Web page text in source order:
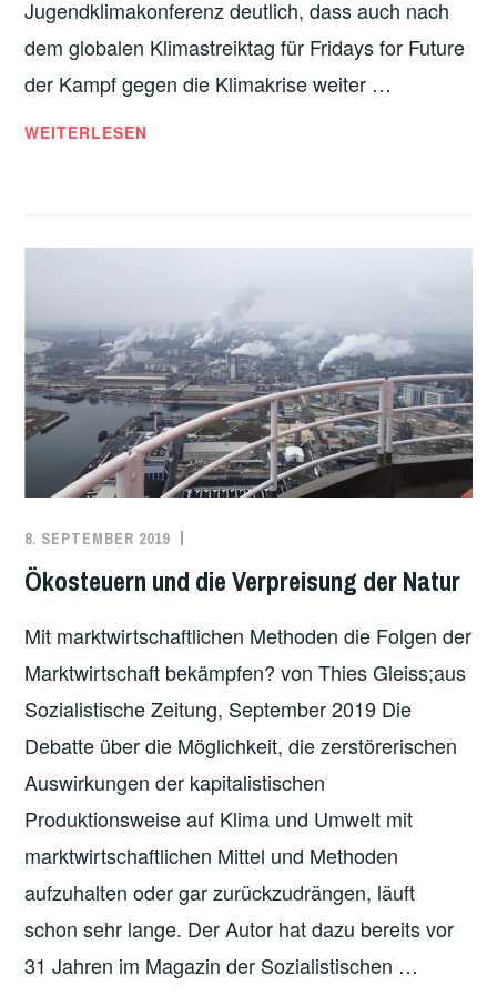
Jugendklimakonferenz deutlich, dass auch nach
dem globalen Klimastreiktag für Fridays for Future
der Kampf gegen die Klimakrise weiter …
FFF
–
ANTIKAPITALISTISCH
WEITERLESEN
8. SEPTEMBER 2019
DEUTSCHLAND
KLIMA ,
ÖKOLOGIE ,
Ökosteuern und die Verpreisung der Natur
Mit marktwirtschaftlichen Methoden die Folgen der
Marktwirtschaft bekämpfen? von Thies Gleiss;aus
Sozialistische Zeitung, September 2019 Die
Debatte über die Möglichkeit, die zerstörerischen
Auswirkungen der kapitalistischen
Produktionsweise auf Klima und Umwelt mit
marktwirtschaftlichen Mittel und Methoden
aufzuhalten oder gar zurückzudrängen, läuft
schon sehr lange. Der Autor hat dazu bereits vor
31 Jahren im Magazin der Sozialistischen …